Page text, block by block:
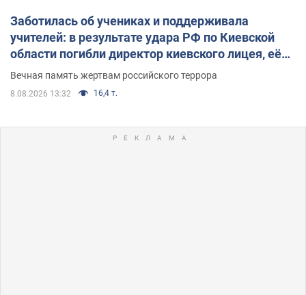
Заботилась об учениках и поддерживала
учителей: в результате удара РФ по Киевской
области погибли директор киевского лицея, её
муж и внук
Вечная память жертвам российского террора
8.08.2026 13:32 16,4 т.